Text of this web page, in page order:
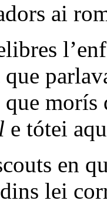
ai
que
que
e tótei
en
lei